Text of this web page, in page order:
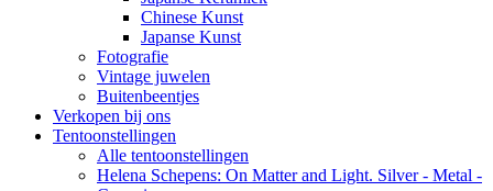
Chinese Kunst
Japanse Kunst
Fotografie
Vintage juwelen
Buitenbeentjes
Verkopen bij ons
Tentoonstellingen
Alle tentoonstellingen
Helena Schepens: On Matter and Light. Silver - Metal -